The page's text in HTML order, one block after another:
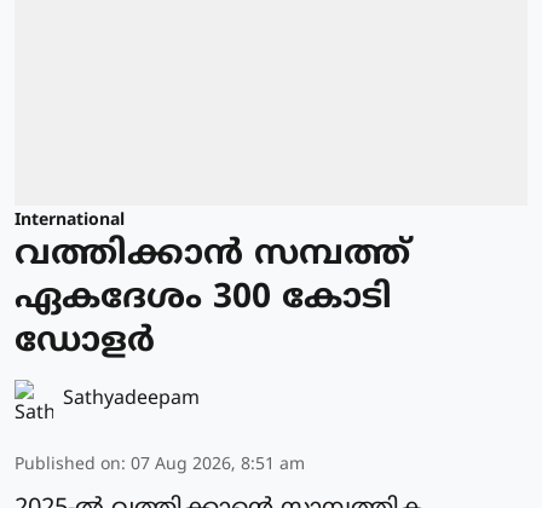
International
വത്തിക്കാന്‍ സമ്പത്ത്
ഏകദേശം 300 കോടി
ഡോളര്‍
Sathyadeepam
Published on: 07 Aug 2026, 8:51 am